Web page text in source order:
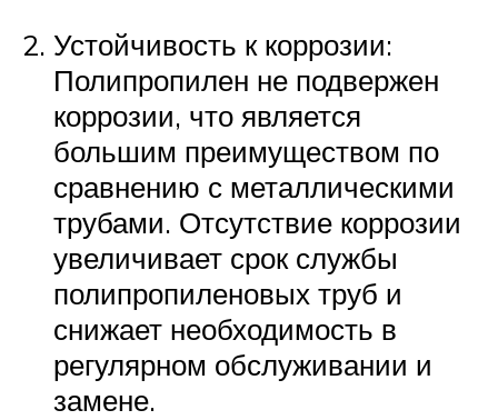
Устойчивость к коррозии:
Полипропилен не подвержен
коррозии, что является
большим преимуществом по
сравнению с металлическими
трубами. Отсутствие коррозии
увеличивает срок службы
полипропиленовых труб и
снижает необходимость в
регулярном обслуживании и
замене.